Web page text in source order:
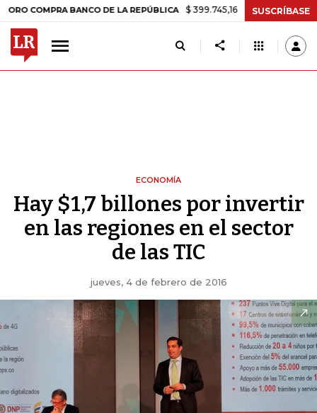
BANCO DE LA REPÚBLICA $ 399.745,16 +$ 2.295,71 +0,58%
SUSCRÍBASE
ECONOMÍA
Hay $1,7 billones por invertir
en las regiones en el sector
de las TIC
jueves, 4 de febrero de 2016